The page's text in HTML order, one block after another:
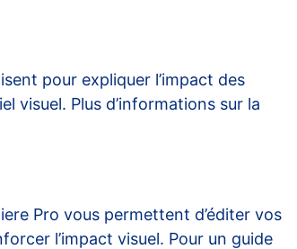
pour expliquer l’impact des
visuel. Plus d’informations sur la
Pro vous permettent d’éditer vos
l’impact visuel. Pour un guide